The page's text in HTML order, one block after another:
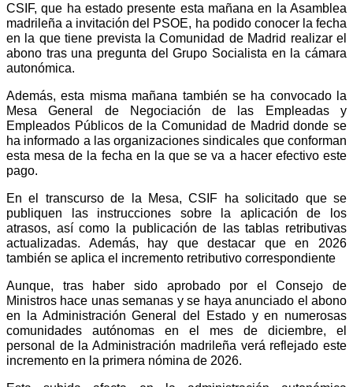
CSIF, que ha estado presente esta mañana en la Asamblea
madrileña a invitación del PSOE, ha podido conocer la fecha
en la que tiene prevista la Comunidad de Madrid realizar el
abono tras una pregunta del Grupo Socialista en la cámara
autonómica.
Además, esta misma mañana también se ha convocado la
Mesa General de Negociación de las Empleadas y
Empleados Públicos de la Comunidad de Madrid donde se
ha informado a las organizaciones sindicales que conforman
esta mesa de la fecha en la que se va a hacer efectivo este
pago.
En el transcurso de la Mesa, CSIF ha solicitado que se
publiquen las instrucciones sobre la aplicación de los
atrasos, así como la publicación de las tablas retributivas
actualizadas. Además, hay que destacar que en 2026
también se aplica el incremento retributivo correspondiente
Aunque, tras haber sido aprobado por el Consejo de
Ministros hace unas semanas y se haya anunciado el abono
en la Administración General del Estado y en numerosas
comunidades autónomas en el mes de diciembre, el
personal de la Administración madrileña verá reflejado este
incremento en la primera nómina de 2026.